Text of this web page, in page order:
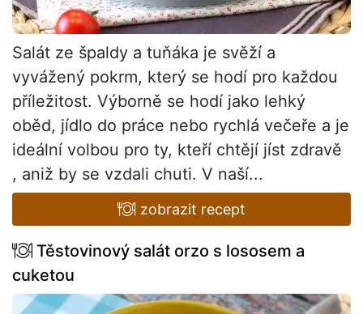
Salát ze špaldy a tuňáka je svěží a
vyvážený pokrm, který se hodí pro každou
příležitost. Výborně se hodí jako lehký
oběd, jídlo do práce nebo rychlá večeře a je
ideální volbou pro ty, kteří chtějí jíst zdravě
, aniž by se vzdali chuti. V naší...
zobrazit recept
Těstovinový salát orzo s lososem a
cuketou